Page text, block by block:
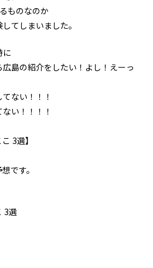
ものなのか
てしまいました。
に
島の紹介をしたい！よし！えーっ
ない！！！
い！！！！
3選】
です。
3選